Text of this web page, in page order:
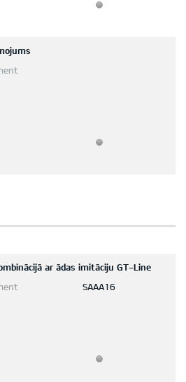
ar ādas imitāciju GT-Line
SAAA16